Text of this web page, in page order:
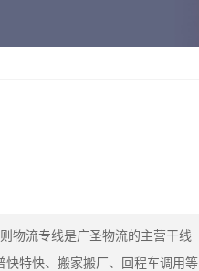
物流专线是广圣物流的主营干线
特快、搬家搬厂、回程车调用等